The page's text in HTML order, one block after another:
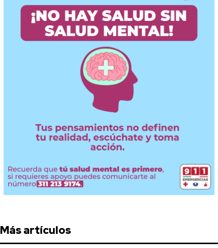
Más artículos